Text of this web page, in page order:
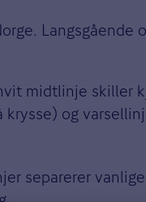
midtlinje skiller
krysse) og
separerer